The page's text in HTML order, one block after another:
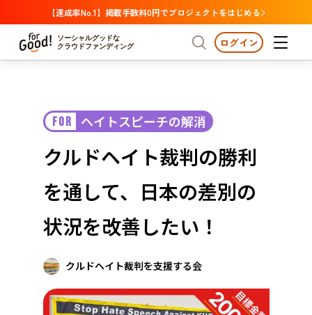
【達成率No.1】掲載手数料0円でプロジェクトをはじめる
ソーシャルグッドな
クラウドファンディング
プロジェクトからさがす 注目
カテゴリーからさがす 国際協力
医療・福祉
人権・マイノリティ
中部
近畿
注目 新着
支援金額が多い
支援人数が多い
終了日が近い
カテゴリーからさがす
国際協力 医療・福祉
子ども・教育
環境・エシカル
人権・マイノリティ
地域からさがす
北海道・東北
北海道 青森 岩手 宮城 秋田 山形
ログイン
FOR ヘイトスピーチの解消
クルドヘイト裁判の勝利
を通して、日本の差別の
状況を改善したい！
クルドヘイト裁判を支援する会